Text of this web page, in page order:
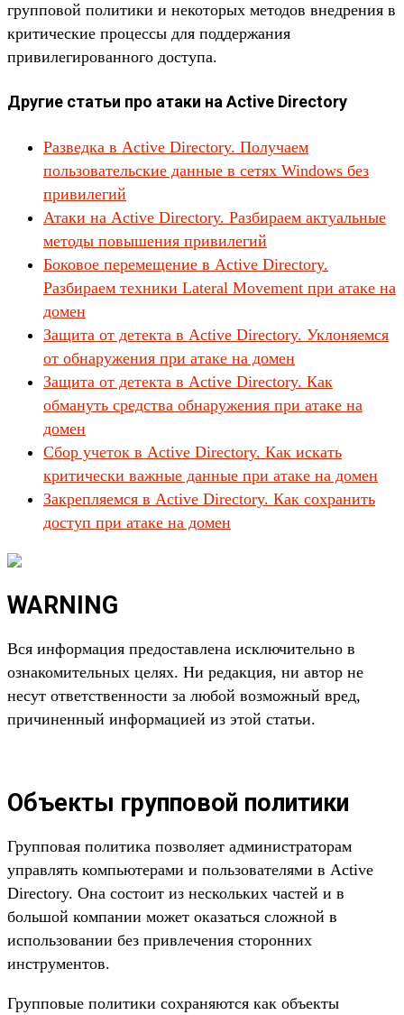
групповой политики и некоторых методов внедрения в
критические процессы для поддержания
привилегированного доступа.
Другие статьи про атаки на Active Directory
Разведка в Active Directory. Получаем
пользовательские данные в сетях Windows без
привилегий
Атаки на Active Directory. Разбираем актуальные
методы повышения привилегий
Боковое перемещение в Active Directory.
Разбираем техники Lateral Movement при атаке на
домен
Защита от детекта в Active Directory. Уклоняемся
от обнаружения при атаке на домен
Защита от детекта в Active Directory. Как
обмануть средства обнаружения при атаке на
домен
Сбор учеток в Active Directory. Как искать
критически важные данные при атаке на домен
Закрепляемся в Active Directory. Как сохранить
доступ при атаке на домен
WARNING
Вся информация предоставлена исключительно в
ознакомительных целях. Ни редакция, ни автор не
несут ответственности за любой возможный вред,
причиненный информацией из этой статьи.
Объекты групповой политики
Групповая политика позволяет администраторам
управлять компьютерами и пользователями в Active
Directory. Она состоит из нескольких частей и в
большой компании может оказаться сложной в
использовании без привлечения сторонних
инструментов.
Групповые политики сохраняются как объекты